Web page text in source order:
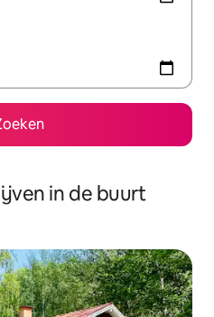
in de buurt